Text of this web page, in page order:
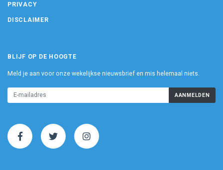
PRIVACY
DISCLAIMER
BLIJF OP DE HOOGTE
Meld je aan voor onze wekelijkse nieuwsbrief en mis helemaal niets.
AANMELDEN